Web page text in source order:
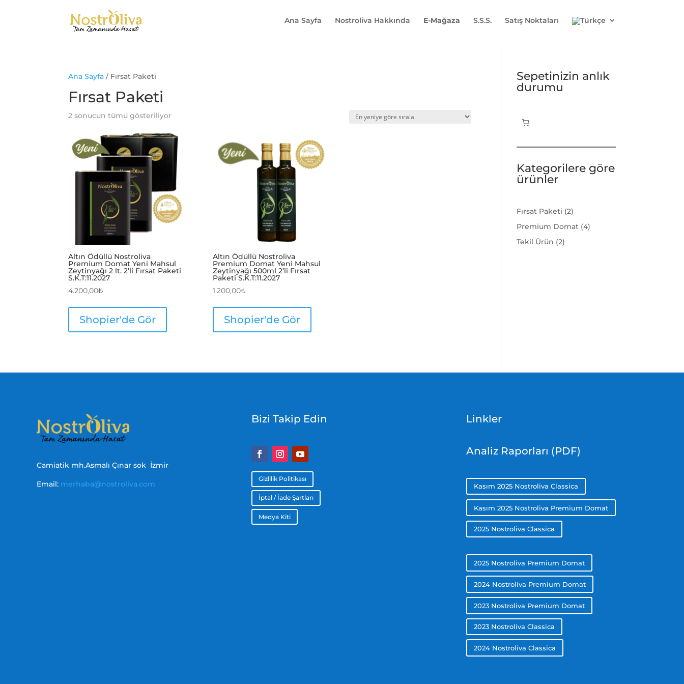
Ana Sayfa Nostroliva Hakkında E-Mağaza S.S.S. Satış Noktaları
Ana Sayfa / Fırsat Paketi
Fırsat Paketi
2 sonucun tümü gösteriliyor
göre
sıralandı
Altın Ödüllü Nostroliva
Premium Domat Yeni Mahsul
Zeytinyağı 2 lt. 2’li Fırsat Paketi
S.K.T:11.2027
4.200,00₺
Shopier'de Gör
Altın Ödüllü Nostroliva
Premium Domat Yeni Mahsul
Zeytinyağı 500ml 2’li Fırsat
Paketi S.K.T:11.2027
1.200,00₺
Shopier'de Gör
Sepetinizin anlık
durumu
Kategorilere göre
ürünler
Fırsat Paketi 22
ürün
Premium Domat 44
Tekil Ürün 22
Camiatik mh.Asmalı Çınar sok İzmir
Email: merhaba@nostroliva.com
Bizi Takip Edin
Gizlilik Politikası
İptal / İade Şartları
Medya Kiti
Linkler
Analiz Raporları (PDF)
Kasım 2025 Nostroliva Classica
Kasım 2025 Nostroliva Premium Domat
2025 Nostroliva Classica
2025 Nostroliva Premium Domat
2024 Nostroliva Premium Domat
2023 Nostroliva Premium Domat
2023 Nostroliva Classica
2024 Nostroliva Classica